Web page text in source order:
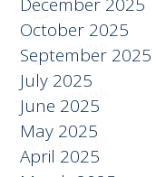
September 2025
July 2025
June 2025
May 2025
April 2025
March 2025